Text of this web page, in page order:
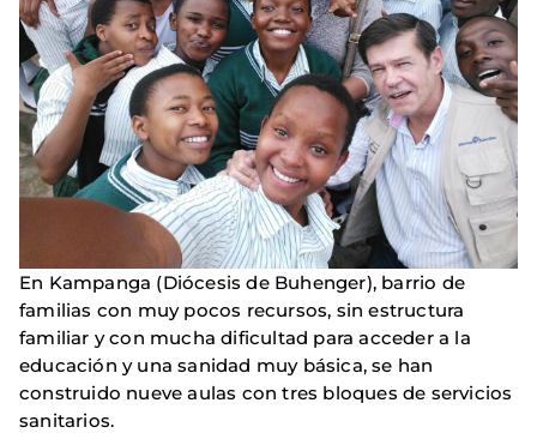
En Kampanga (Diócesis de Buhenger), barrio de
familias con muy pocos recursos, sin estructura
familiar y con mucha dificultad para acceder a la
educación y una sanidad muy básica, se han
construido nueve aulas con tres bloques de servicios
sanitarios.